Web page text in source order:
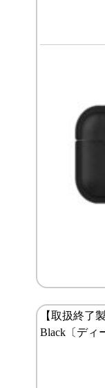
【取扱終了
Black〔ディ